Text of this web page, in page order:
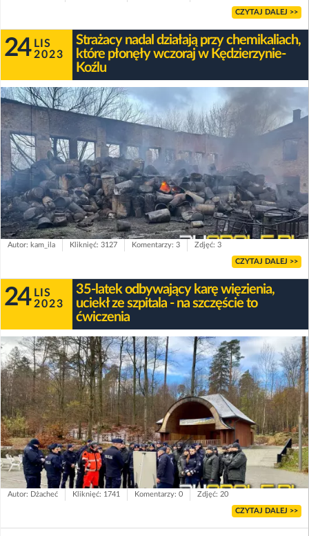
CZYTAJ DALEJ >>
24 LIS
2023
Strażacy nadal działają przy chemikaliach,
które płonęły wczoraj w Kędzierzynie-
Koźlu
Autor: kam_ila Kliknięć: 3127 Komentarzy: 3 Zdjęć: 3
CZYTAJ DALEJ >>
24 LIS
2023
35-latek odbywający karę więzienia,
uciekł ze szpitala - na szczęście to
ćwiczenia
Autor: Dżacheć Kliknięć: 1741 Komentarzy: 0 Zdjęć: 20
CZYTAJ DALEJ >>